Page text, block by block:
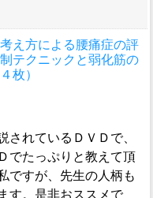
え方による腰痛症の評
テクニックと弱化筋の
枚）
されているＤＶＤで、
でたっぷりと教えて頂
ですが、先生の人柄も
す。是非おススメで